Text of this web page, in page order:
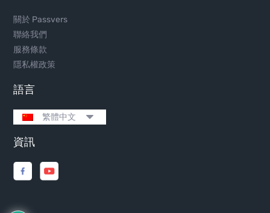
關於 Passvers
聯絡我們
服務條款
隱私權政策
語言
繁體中文
資訊